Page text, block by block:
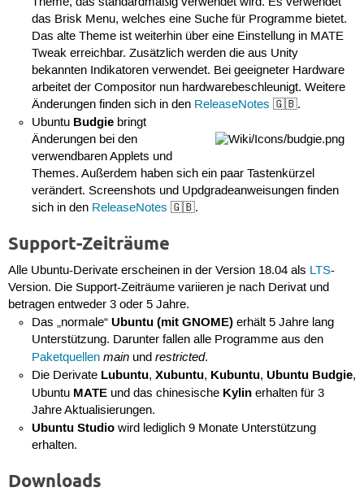
das Brisk Menu, welches eine Suche für Programme bietet.
Das alte Theme ist weiterhin über eine Einstellung in MATE
Tweak erreichbar. Zusätzlich werden die aus Unity
bekannten Indikatoren verwendet. Bei geeigneter Hardware
arbeitet der Compositor nun hardwarebeschleunigt. Weitere
Änderungen finden sich in den ReleaseNotes 🇬🇧.
Ubuntu Budgie bringt
Änderungen bei den
verwendbaren Applets und
Themes. Außerdem haben sich ein paar Tastenkürzel
verändert. Screenshots und Updgradeanweisungen finden
sich in den ReleaseNotes 🇬🇧.
Support-Zeiträume
Alle Ubuntu-Derivate erscheinen in der Version 18.04 als LTS-
Version. Die Support-Zeiträume variieren je nach Derivat und
betragen entweder 3 oder 5 Jahre.
Das „normale“Ubuntu (mit GNOME) erhält 5 Jahre lang
Unterstützung. Darunter fallen alle Programme aus den
Paketquellen main undrestricted.
Die Derivate Lubuntu,Xubuntu, Kubuntu,Ubuntu Budgie,
Ubuntu MATE und das chinesische Kylin erhalten für 3
Jahre Aktualisierungen.
Ubuntu Studio wird lediglich 9 Monate Unterstützung
erhalten.
Downloads